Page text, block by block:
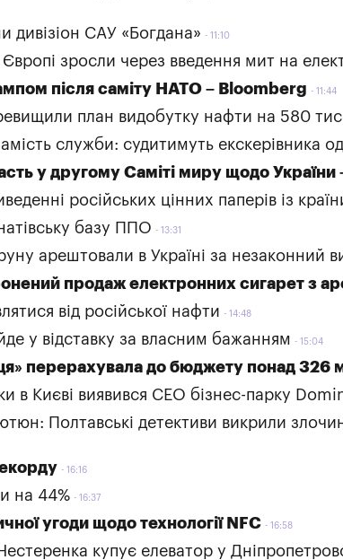
дивізіон САУ «Богдана» 11:10
Європі зросли через введення мит на
після саміту НАТО – Bloomberg 11:44
план видобутку нафти на 580
служби: судитимуть екскерівника
у другому Саміті миру щодо
російських цінних паперів із
базу ППО 13:31
арештовали в Україні за незаконний
продаж електронних сигарет з
від російської нафти 14:48
у відставку за власним бажанням 15:04
перерахувала до бюджету понад 326
в Києві виявився CEO бізнес-парку
Полтавські детективи викрили
16:16
на 44% 16:37
угоди щодо технології NFC 16:58
купує елеватор у